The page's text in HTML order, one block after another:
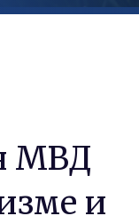
МВД
и